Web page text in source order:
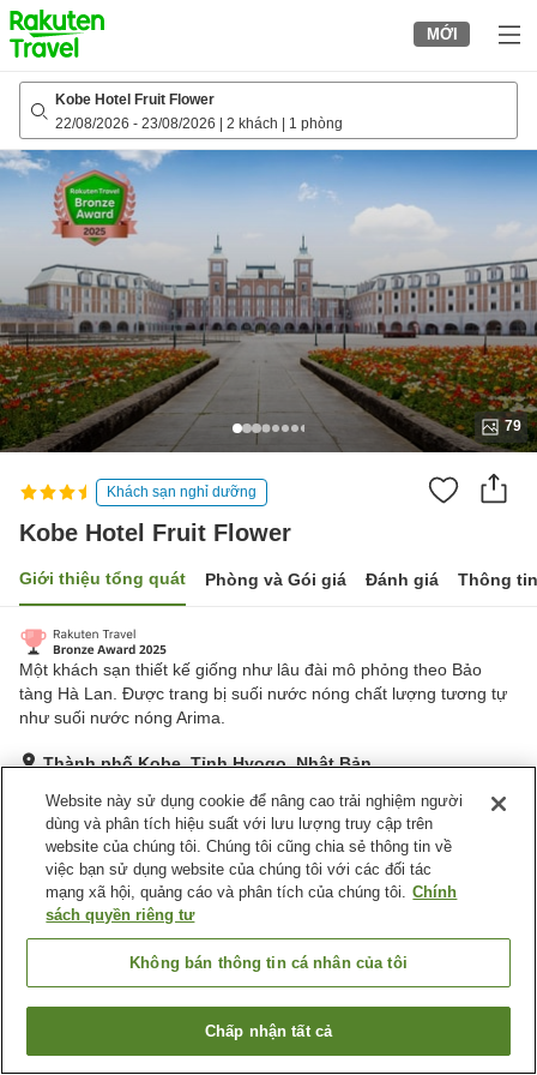
to
top
page
MỚI
Kobe Hotel Fruit Flower
22/08/2026 - 23/08/2026 2 khách 1 phòng
79
Khách sạn nghỉ dưỡng
Kobe Hotel Fruit Flower
Giới thiệu tổng quát Phòng và Gói giá Đánh giá Thông
Một khách sạn thiết kế giống như lâu đài mô phỏng theo Bảo
tàng Hà Lan. Được trang bị suối nước nóng chất lượng tương tự
như suối nước nóng Arima.
Thành phố Kobe, Tỉnh Hyogo, Nhật Bản
Rất tốt Đánh giá:631lượt
Tiện nghi chỗ nghỉ
Nhà hàng
Tìm phòng trống
Website này sử dụng cookie để nâng cao trải nghiệm người
dùng và phân tích hiệu suất với lưu lượng truy cập trên
website của chúng tôi. Chúng tôi cũng chia sẻ thông tin về
việc bạn sử dụng website của chúng tôi với các đối tác
mạng xã hội, quảng cáo và phân tích của chúng tôi. Chính
sách quyền riêng tư
Không bán thông tin cá nhân của tôi
Chấp nhận tất cả